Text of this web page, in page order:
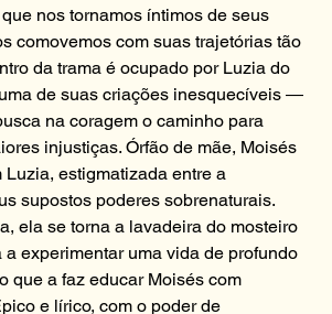
nos tornamos íntimos de seus
comovemos com suas trajetórias tão
da trama é ocupado por Luzia do
de suas criações inesquecíveis ―
na coragem o caminho para
injustiças. Órfão de mãe, Moisés
Luzia, estigmatizada entre a
supostos poderes sobrenaturais.
ela se torna a lavadeira do mosteiro
experimentar uma vida de profundo
que a faz educar Moisés com
e lírico, com o poder de